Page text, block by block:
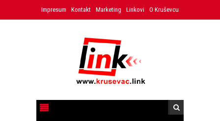
Impresum Kontakt Marketing Linkovi O Kruševcu